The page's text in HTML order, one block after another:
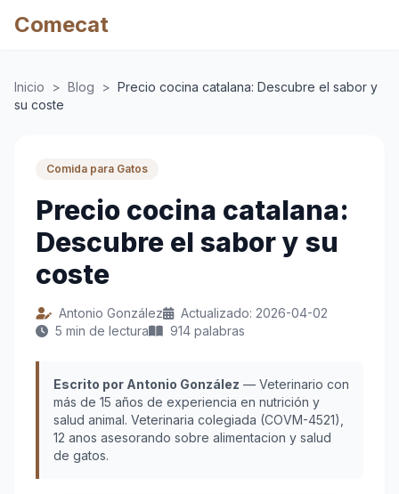
Comecat
Inicio > Blog > Precio cocina catalana: Descubre el sabor y
su coste
Comida para Gatos
Precio cocina catalana:
Descubre el sabor y su
coste
Antonio González
Actualizado: 2026-04-02
5 min de lectura
914 palabras
Escrito por Antonio González — Veterinario con
más de 15 años de experiencia en nutrición y
salud animal. Veterinaria colegiada (COVM-4521),
12 anos asesorando sobre alimentacion y salud
de gatos.